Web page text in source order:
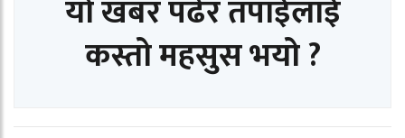
यो खबर पढेर तपाईलाई
कस्तो महसुस भयो ?